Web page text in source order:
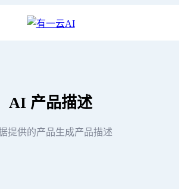
AI 产品描述
提供的产品生成产品描述